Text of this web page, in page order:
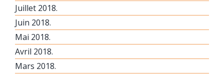
Juillet 2018.
Juin 2018.
Mai 2018.
Avril 2018.
Mars 2018.